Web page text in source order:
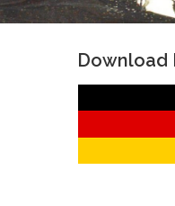
Download